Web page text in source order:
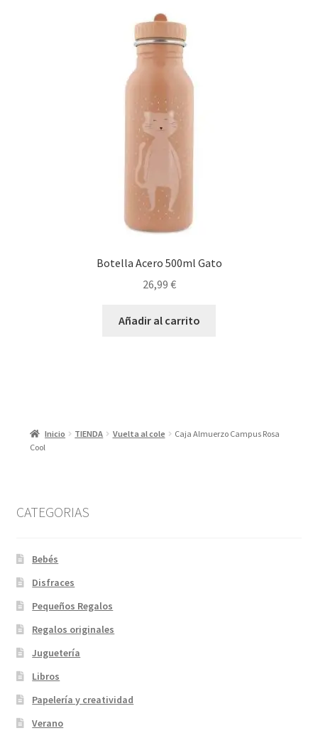
Botella Acero 500ml Gato
26,99 €
Añadir al carrito
Inicio TIENDA Vuelta al cole
Caja Almuerzo Campus Rosa
Cool
CATEGORIAS
Bebés
Disfraces
Pequeños Regalos
Regalos originales
Juguetería
Libros
Papelería y creatividad
Verano